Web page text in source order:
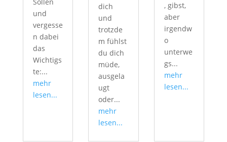
und
vergesse
n dabei
das
Wichtigs
te:...
mehr
lesen...
dich
und
trotzde
m fühlst
du dich
müde,
ausgela
ugt
oder...
mehr
lesen...
, gibst,
aber
irgendw
o
unterwe
gs...
mehr
lesen...